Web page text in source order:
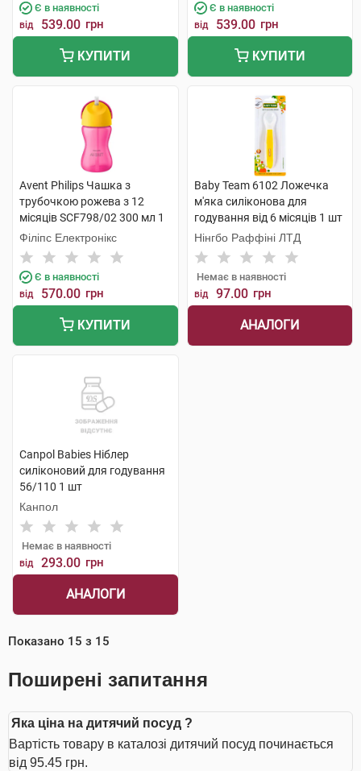
Є в наявності
від 539.00 грн
КУПИТИ
Є в наявності
від 539.00 грн
КУПИТИ
Avent Philips Чашка з
трубочкою рожева з 12
місяців SCF798/02 300 мл 1
шт
Філіпс Електронікс
Є в наявності
від 570.00 грн
КУПИТИ
Baby Team 6102 Ложечка
м'яка силіконова для
годування від 6 місяців 1 шт
Нінгбо Раффіні ЛТД
Немає в наявності
від 97.00 грн
АНАЛОГИ
Canpol Babies Ніблер
силіконовий для годування
56/110 1 шт
Канпол
Немає в наявності
від 293.00 грн
АНАЛОГИ
Показано 15 з 15
Поширені запитання
Яка ціна на дитячий посуд ?
Вартість товару в каталозі дитячий посуд починається
від 95.45 грн.